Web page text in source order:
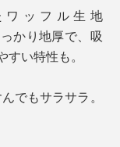
ッフル生地
かり地厚で、吸
い特性も。
でもサラサラ。